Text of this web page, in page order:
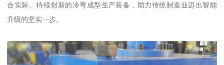
合实际、持续创新的冷弯成型生产装备，助力传统制造业迈出智能
升级的坚实一步。